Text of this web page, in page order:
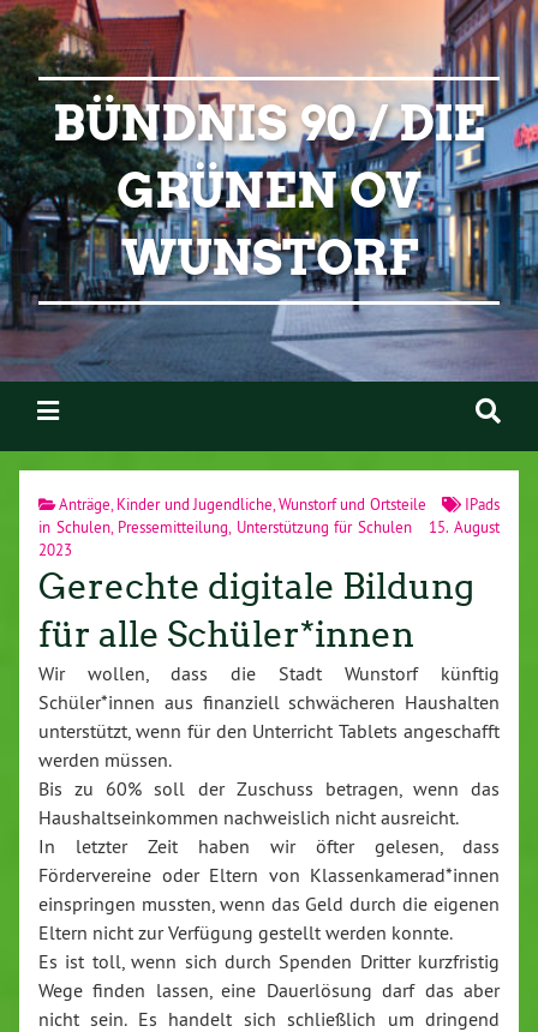
BÜNDNIS 90 / DIE
GRÜNEN OV
WUNSTORF
Anträge Kinder und Jugendliche ,Wunstorf und Ortsteile
IPads
in Schulen, Pressemitteilung Unterstützung für Schulen
15. August
2023
Gerechte digitale Bildung
für alle Schüler*innen
Wir wollen, dass die Stadt Wunstorf künftig
Schüler*innen aus finanziell schwächeren Haushalten
unterstützt, wenn für den Unterricht Tablets angeschafft
werden müssen.
Bis zu 60% soll der Zuschuss betragen, wenn das
Haushaltseinkommen nachweislich nicht ausreicht.
In letzter Zeit haben wir öfter gelesen, dass
Fördervereine oder Eltern von Klassenkamerad*innen
einspringen mussten, wenn das Geld durch die eigenen
Eltern nicht zur Verfügung gestellt werden konnte.
Es ist toll, wenn sich durch Spenden Dritter kurzfristig
Wege finden lassen, eine Dauerlösung darf das aber
nicht sein. Es handelt sich schließlich um dringend